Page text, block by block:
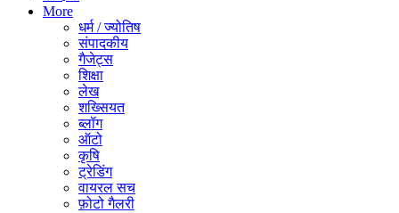
More
धर्म / ज्योतिष
संपादकीय
गैजेट्स
शिक्षा
लेख
शख्सियत
ब्लॉग
ऑटो
कृषि
ट्रेडिंग
वायरल सच
फ़ोटो गैलरी